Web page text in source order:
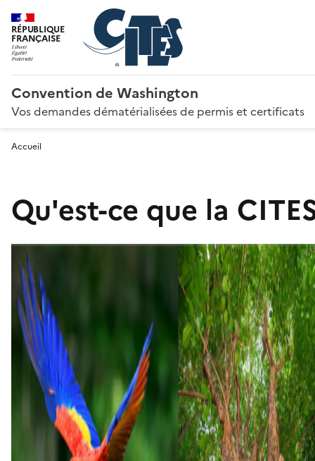
RÉPUBLIQUE
FRANÇAISE
Convention de Washington
Vos demandes dématérialisées de permis et certificats
Accueil
Qu'est-ce que la